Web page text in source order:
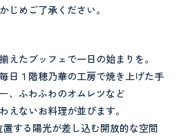
じめご了承ください。
えたブッフェで一日の始まりを。
日１階穂乃華の工房で焼き上げた手
、ふわふわのオムレツなど
えないお料理が並びます。
置する陽光が差し込む開放的な空間